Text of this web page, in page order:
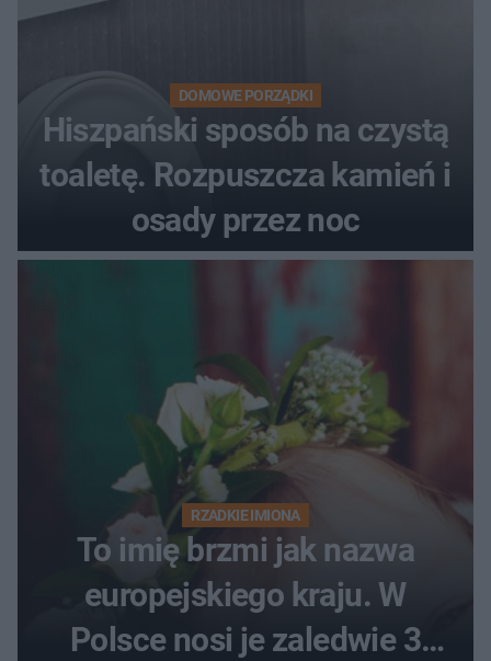
DOMOWE PORZĄDKI
Hiszpański sposób na czystą
toaletę. Rozpuszcza kamień i
osady przez noc
RZADKIE IMIONA
To imię brzmi jak nazwa
europejskiego kraju. W
Polsce nosi je zaledwie 3